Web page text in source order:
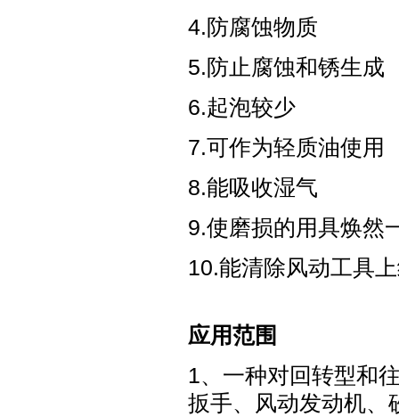
4.防腐蚀物质
5.防止腐蚀和锈生成
6.起泡较少
7.可作为轻质油使用
8.能吸收湿气
9.使磨损的用具焕然
10.能清除风动工具
应用范围
1、一种对回转型和
扳手、风动发动机、